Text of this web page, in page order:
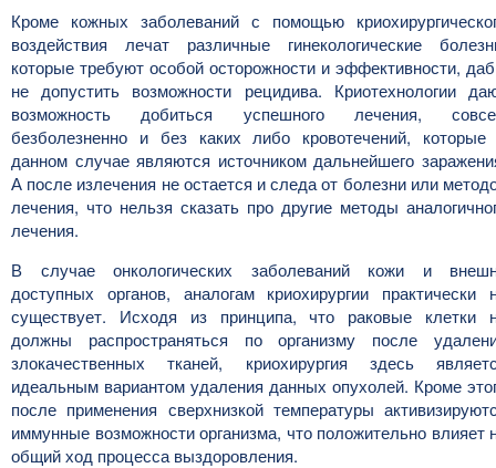
Кроме кожных заболеваний с помощью
воздействия лечат различные гинекологические
которые требуют особой осторожности и эффективности,
не допустить возможности рецидива. Криотехнологии
возможность добиться успешного лечения,
безболезненно и без каких либо кровотечений,
данном случае являются источником дальнейшего
А после излечения не остается и следа от болезни или
лечения, что нельзя сказать про другие методы
лечения.
В случае онкологических заболеваний кожи и
доступных органов, аналогам криохирургии практически
существует. Исходя из принципа, что раковые клетки
должны распространяться по организму после
злокачественных тканей, криохирургия здесь
идеальным вариантом удаления данных опухолей. Кроме
после применения сверхнизкой температуры
иммунные возможности организма, что положительно влияет
общий ход процесса выздоровления.